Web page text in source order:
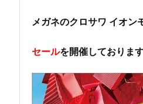
メガネのクロサワ イオ
セールを開催しております